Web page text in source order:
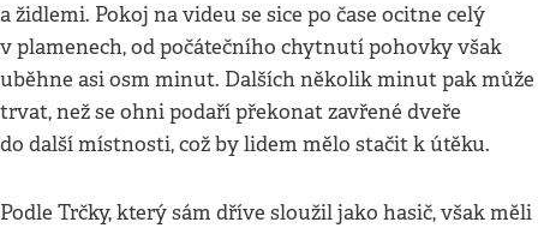
a židlemi. Pokoj na videu se sice po čase ocitne celý
v plamenech, od počátečního chytnutí pohovky však
uběhne asi osm minut. Dalších několik minut pak může
trvat, než se ohni podaří překonat zavřené dveře
do další místnosti, což by lidem mělo stačit k útěku.
Podle Trčky, který sám dříve sloužil jako hasič, však měli